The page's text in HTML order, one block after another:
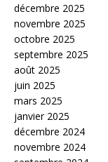
décembre 2025
novembre 2025
octobre 2025
septembre 2025
août 2025
juin 2025
mars 2025
janvier 2025
décembre 2024
novembre 2024